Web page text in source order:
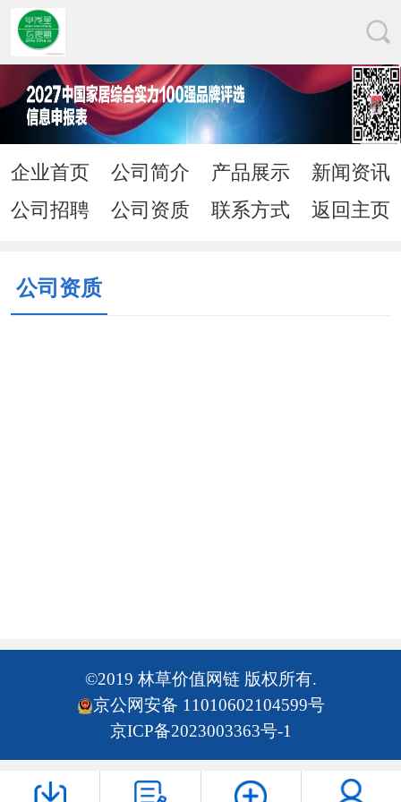
企业首页 公司简介 产品展示
新闻资讯
公司招聘
公司资质 联系方式 返回主页
公司资质
©2019 林草价值网链 版权所有.
京公网安备 11010602104599号
京ICP备2023003363号-1